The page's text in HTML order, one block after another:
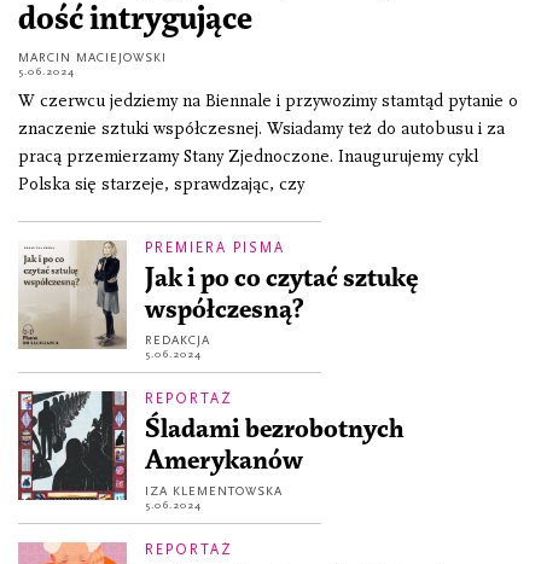
dość intrygujące
MARCIN MACIEJOWSKI
5.06.2024
W czerwcu jedziemy na Biennale i przywozimy stamtąd pytanie o
znaczenie sztuki współczesnej. Wsiadamy też do autobusu i za
pracą przemierzamy Stany Zjednoczone. Inaugurujemy cykl
Polska się starzeje, sprawdzając, czy
PREMIERA PISMA
Jak i po co czytać sztukę
współczesną?
REDAKCJA
5.06.2024
REPORTAŻ
Śladami bezrobotnych
Amerykanów
IZA KLEMENTOWSKA
5.06.2024
REPORTAŻ